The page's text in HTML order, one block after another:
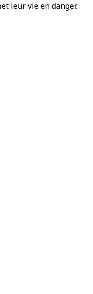
leur vie en danger.